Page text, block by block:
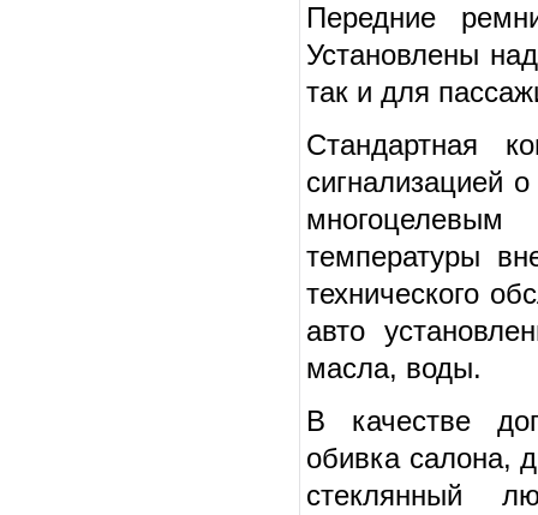
Передние
Установлены
так и для
Стандартная
сигнализацией
температуры
технического
авто
масла, воды.
В качестве
обивка салона,
стеклянный